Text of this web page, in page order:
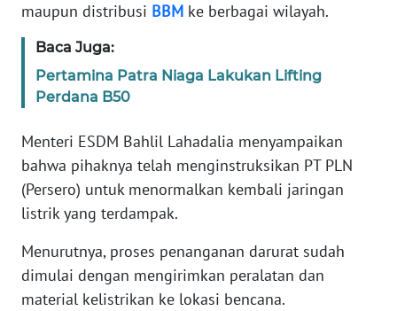
maupun distribusi BBM ke berbagai wilayah.
Baca Juga:
Pertamina Patra Niaga Lakukan Lifting
Perdana B50
Menteri ESDM Bahlil Lahadalia menyampaikan
bahwa pihaknya telah menginstruksikan PT PLN
(Persero) untuk menormalkan kembali jaringan
listrik yang terdampak.
Menurutnya, proses penanganan darurat sudah
dimulai dengan mengirimkan peralatan dan
material kelistrikan ke lokasi bencana.
KAMI
PEDOMAN
MEDIA
SIBER
KARIR
DISCLAIMER
Wahana